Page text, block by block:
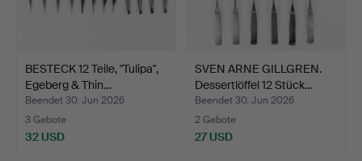
BESTECK 12 Teile, "Tulipa",
Egeberg & Thin…
Beendet 30. Jun 2026
3 Gebote
32 USD
SVEN ARNE GILLGREN.
Dessertlöffel 12 Stück…
Beendet 30. Jun 2026
2 Gebote
27 USD